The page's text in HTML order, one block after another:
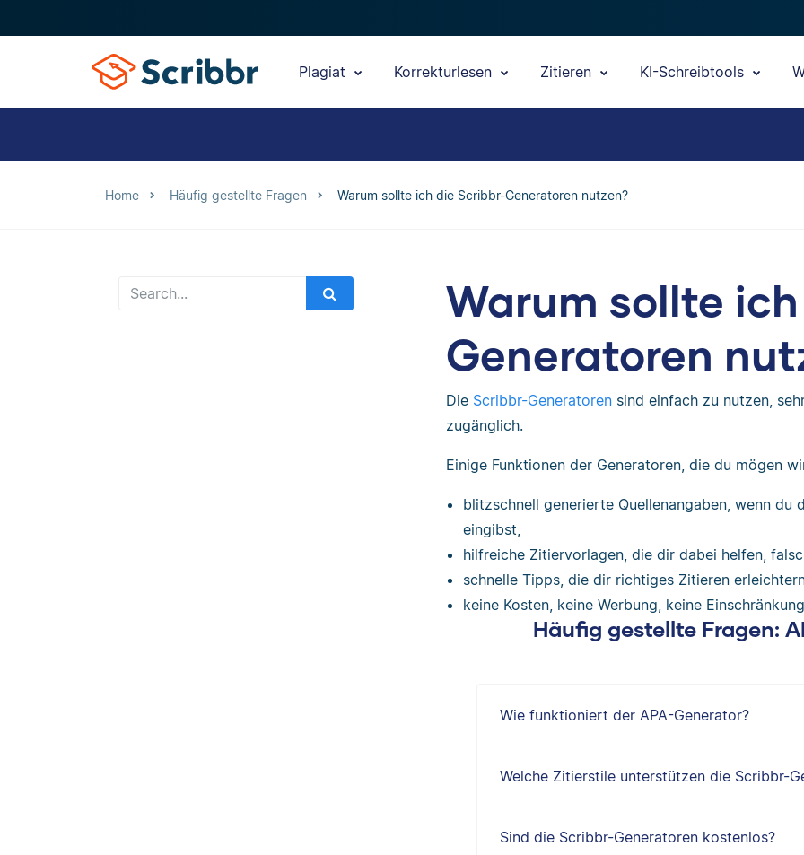
Plagiat Korrekturlesen Zitieren KI-Schreibtools
Home Häufig gestellte Fragen Warum sollte ich die Scribbr-Generatoren nutzen?
Warum sollte
Generatoren
Die Scribbr-Generatorensind einfach zu nutzen,
zugänglich.
Einige Funktionen der Generatoren, die du mögen
blitzschnell generierte Quellenangaben, wenn du
eingibst,
hilfreiche Zitiervorlagen, die dir dabei helfen,
schnelle Tipps, die dir richtiges Zitieren
keine Kosten, keine Werbung, keine
Häufig gestellte Fragen:
Wie funktioniert der APA-Generator?
Welche Zitierstile unterstützen die Scribbr-
Sind die Scribbr-Generatoren kostenlos?